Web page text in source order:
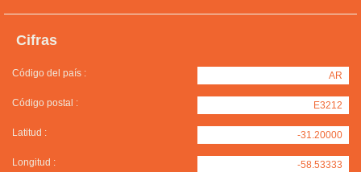
Cifras
Código del país : AR
Código postal : E3212
Latitud : -31.20000
Longitud : -58.53333